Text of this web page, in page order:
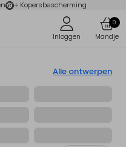
+ Kopersbescherming
0
Alle ontwerpen